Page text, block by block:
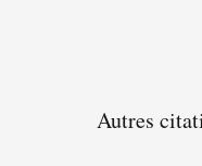
Autres